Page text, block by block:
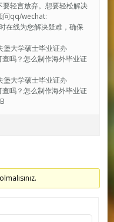
轻言放弃。想要轻松解决
问qq/wechat:
在线为您解决疑难，确保
堡大学硕士毕业证办
吗？怎么制作海外毕业证
堡大学硕士毕业证办
吗？怎么制作海外毕业证